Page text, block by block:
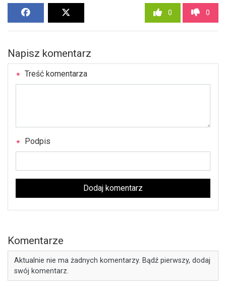
0 0
Napisz komentarz
Treść komentarza
Podpis
Dodaj komentarz
Komentarze
Aktualnie nie ma żadnych komentarzy. Bądź pierwszy, dodaj
swój komentarz.